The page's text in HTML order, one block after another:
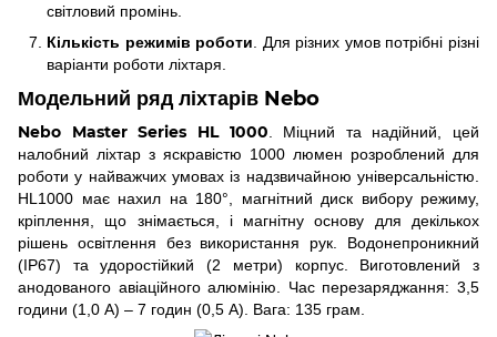
світловий промінь.
Кількість режимів роботи . Для різних умов потрібні різні
варіанти роботи ліхтаря.
Модельний ряд ліхтарів Nebo
Nebo Master Series HL 1000 . Міцний та надійний, цей
налобний ліхтар з яскравістю 1000 люмен розроблений для
роботи у найважчих умовах із надзвичайною універсальністю.
HL1000 має нахил на 180°, магнітний диск вибору режиму,
кріплення, що знімається, і магнітну основу для декількох
рішень освітлення без використання рук. Водонепроникний
(IP67) та удоростійкий (2 метри) корпус. Виготовлений з
анодованого авіаційного алюмінію. Час перезаряджання: 3,5
години (1,0 A) – 7 годин (0,5 A). Вага: 135 грам.